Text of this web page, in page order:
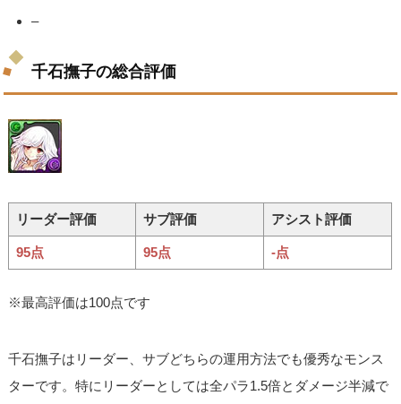
–
千石撫子の総合評価
リーダー評価 サブ評価 アシスト評価
95点 95点 -点
※最高評価は100点です
千石撫子はリーダー、サブどちらの運用方法でも優秀なモンス
ターです。特にリーダーとしては全パラ1.5倍とダメージ半減で